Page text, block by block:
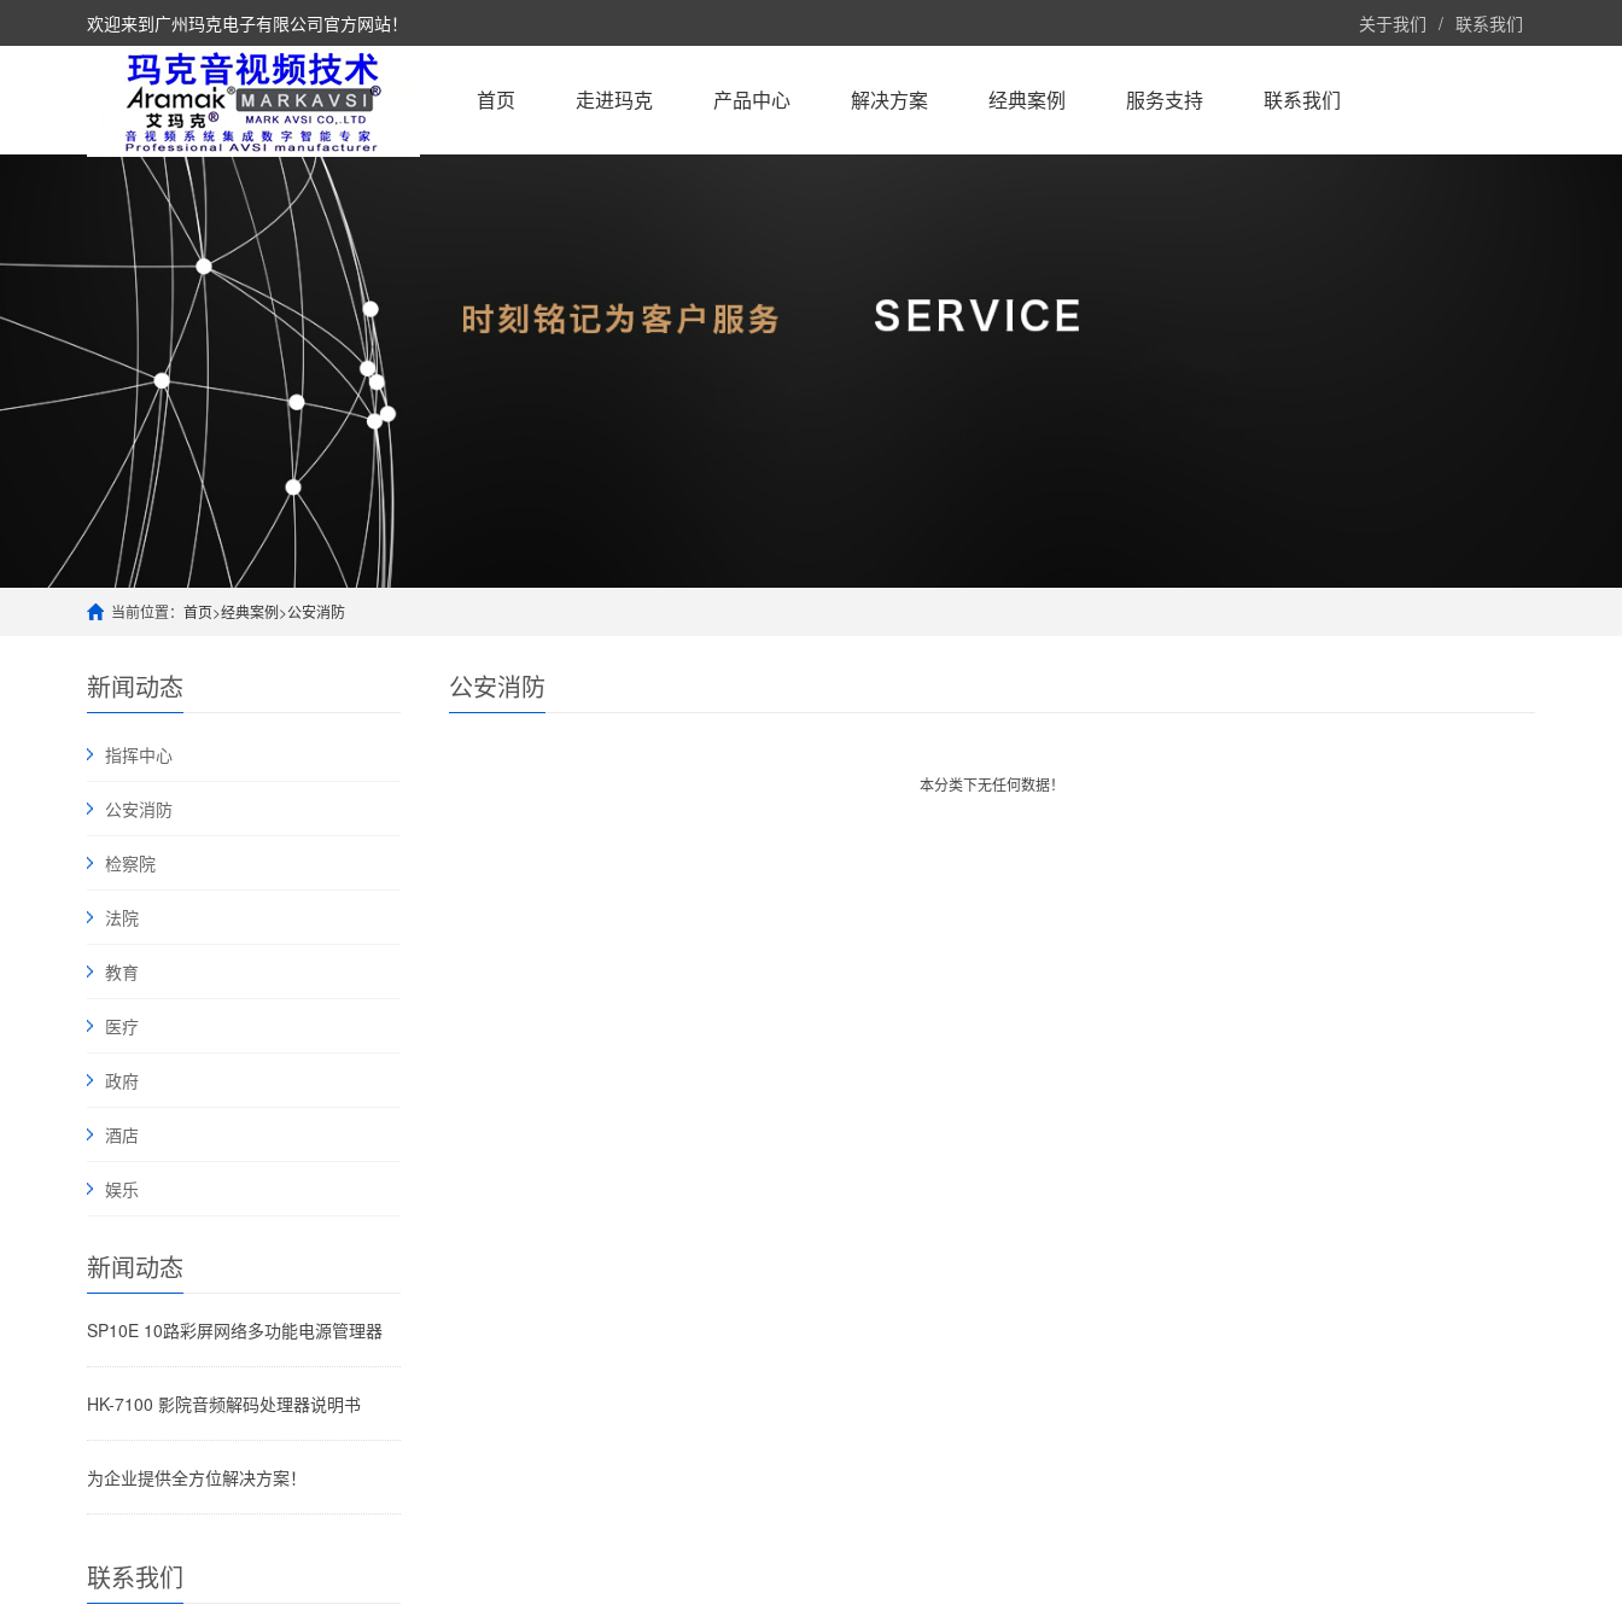
欢迎来到广州玛克电子有限公司官方网站！ 关于我们 / 联系我们
首页 走进玛克 产品中心 解决方案 经典案例 服务支持 联系我们
当前位置： 首页>经典案例>公安消防
新闻动态
指挥中心
公安消防
检察院
法院
教育
医疗
政府
酒店
娱乐
新闻动态
SP10E 10路彩屏网络多功能电源管理器
HK-7100 影院音频解码处理器说明书
为企业提供全方位解决方案！
联系我们
公安消防
本分类下无任何数据！